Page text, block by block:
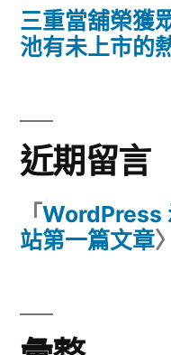
三重當舖榮獲
池有未上市的
近期留言
「 WordPress
站第一篇文章